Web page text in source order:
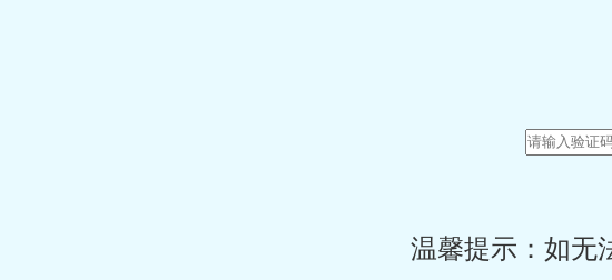
温馨提示：如无